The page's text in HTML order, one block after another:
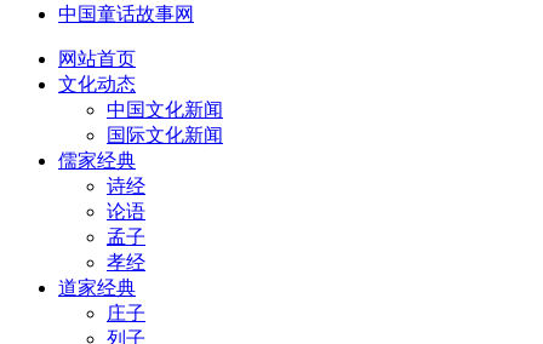
中国童话故事网
网站首页
文化动态
中国文化新闻
国际文化新闻
儒家经典
诗经
论语
孟子
孝经
道家经典
庄子
列子